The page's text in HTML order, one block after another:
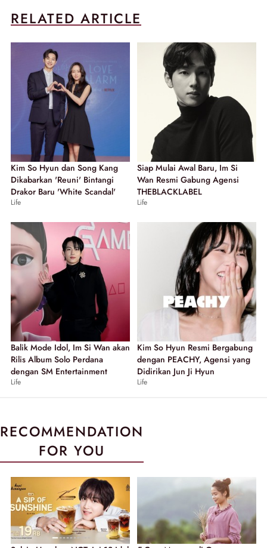
RELATED ARTICLE
Kim So Hyun dan Song Kang
Dikabarkan 'Reuni' Bintangi
Drakor Baru 'White Scandal'
Life
Siap Mulai Awal Baru, Im Si
Wan Resmi Gabung Agensi
THEBLACKLABEL
Life
Balik Mode Idol, Im Si Wan akan
Rilis Album Solo Perdana
dengan SM Entertainment
Life
Kim So Hyun Resmi Bergabung
dengan PEACHY, Agensi yang
Didirikan Jun Ji Hyun
Life
RECOMMENDATION
FOR YOU